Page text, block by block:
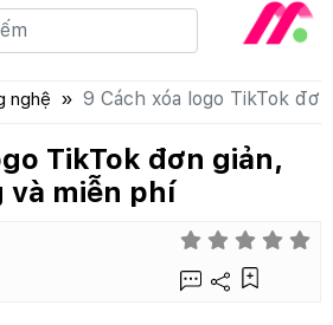
nghệ 9 Cách xóa logo TikTok
TikTok đơn giản,
và miễn phí